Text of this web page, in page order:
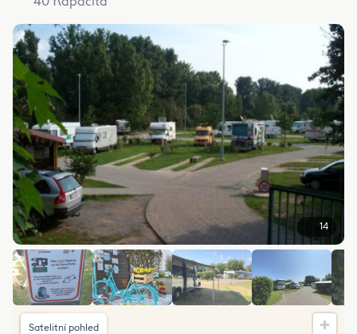
14
Satelitní pohled